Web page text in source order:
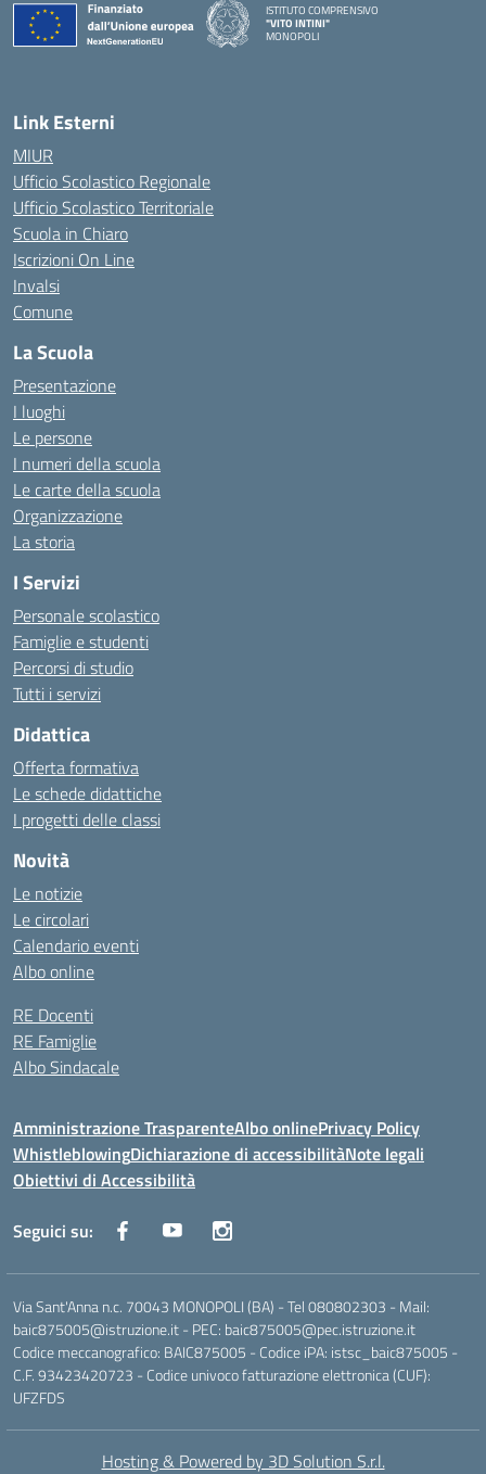
ISTITUTO COMPRENSIVO
"VITO INTINI"
MONOPOLI
Link Esterni
MIUR
Ufficio Scolastico Regionale
Ufficio Scolastico Territoriale
Scuola in Chiaro
Iscrizioni On Line
Invalsi
Comune
La Scuola
Presentazione
I luoghi
Le persone
I numeri della scuola
Le carte della scuola
Organizzazione
La storia
I Servizi
Personale scolastico
Famiglie e studenti
Percorsi di studio
Tutti i servizi
Didattica
Offerta formativa
Le schede didattiche
I progetti delle classi
Novità
Le notizie
Le circolari
Calendario eventi
Albo online
RE Docenti
RE Famiglie
Albo Sindacale
Amministrazione TrasparenteAlbo onlinePrivacy Policy
WhistleblowingDichiarazione di accessibilitàNote legali
Obiettivi di Accessibilità
Seguici su:
Via Sant'Anna n.c. 70043 MONOPOLI (BA) - Tel 080802303 - Mail:
baic875005@istruzione.it - PEC: baic875005@pec.istruzione.it
Codice meccanografico: BAIC875005 - Codice iPA: istsc_baic875005 -
C.F. 93423420723 - Codice univoco fatturazione elettronica (CUF):
UFZFDS
Hosting & Powered by 3D Solution S.r.l.